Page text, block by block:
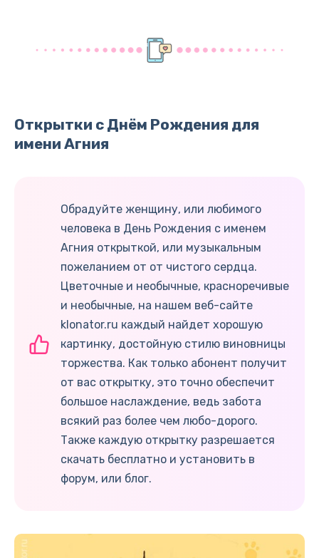
Открытки с Днём Рождения для
имени Агния
Обрадуйте женщину, или любимого
человека в День Рождения с именем
Агния открыткой, или музыкальным
пожеланием от от чистого сердца.
Цветочные и необычные, красноречивые
и необычные, на нашем веб-сайте
klonator.ru каждый найдет хорошую
картинку, достойную стилю виновницы
торжества. Как только абонент получит
от вас открытку, это точно обеспечит
большое наслаждение, ведь забота
всякий раз более чем любо-дорого.
Также каждую открытку разрешается
скачать бесплатно и установить в
форум, или блог.